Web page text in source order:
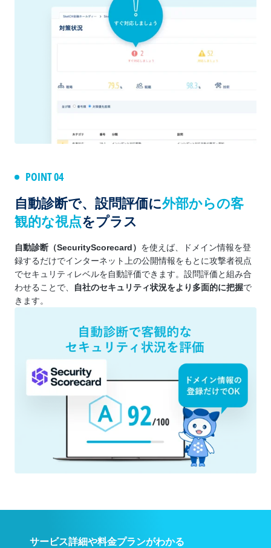
POINT 04
自動診断で、設問評価に外部からの客
観的な視点をプラス
自動診断（SecurityScorecard） を使えば、ドメイン情報を登
録するだけでインターネット上の公開情報をもとに攻撃者視点
でセキュリティレベルを自動評価できます。設問評価と組み合
わせることで、
自社のセキュリティ状況をより多面的に把握で
きます。
サービス詳細や料金プランがわかる